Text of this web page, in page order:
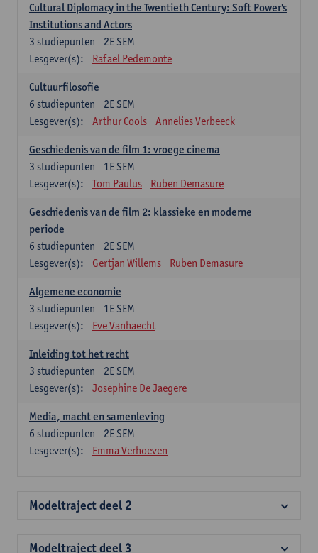
Cultural Diplomacy in the Twentieth Century: Soft Power's
Institutions and Actors
2E SEM
3 studiepunten
Lesgever(s):
Rafael Pedemonte
Cultuurfilosofie
2E SEM
6 studiepunten
Lesgever(s):
Arthur Cools Annelies Verbeeck
Geschiedenis van de film 1: vroege cinema
1E SEM
3 studiepunten
Lesgever(s):
Tom Paulus Ruben Demasure
Geschiedenis van de film 2: klassieke en moderne
periode
2E SEM
6 studiepunten
Lesgever(s):
Gertjan Willems Ruben Demasure
Algemene economie
1E SEM
3 studiepunten
Lesgever(s):
Eve Vanhaecht
Inleiding tot het recht
2E SEM
3 studiepunten
Lesgever(s):
Josephine De Jaegere
Media, macht en samenleving
2E SEM
6 studiepunten
Lesgever(s):
Emma Verhoeven
Modeltraject deel 2
Modeltraject deel 3